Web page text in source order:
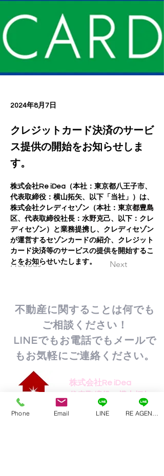
2024年8月7日
クレジットカード決済のサービ
ス提供の開始をお知らせしま
す。
Previous Next
株式会社Re iDea（本社：東京都八王子市、
代表取締役：横山拓矢、以下「当社」）は、
株式会社クレディセゾン （本社： 東京都豊島
区、代表取締役社長： 水野克己、以下：クレ
ディセゾン）と業務提携し、クレディセゾン
が運営するセゾンカードの紹介、クレジット
カード決済等のサービスの提供を開始するこ
とをお知らせいたします。
不動産に関することは何でも
ご相談ください！
LINEでもお電話でもメールで
もお気軽にご連絡ください。
株式会社Re iDea
携帯：080-3179-7803
Phone Email LINE